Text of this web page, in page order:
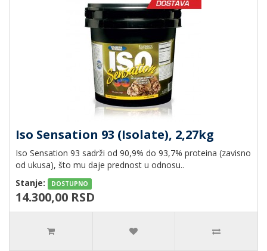
Iso Sensation 93 (Isolate), 2,27kg
Iso Sensation 93 sadrži od 90,9% do 93,7% proteina (zavisno
od ukusa), što mu daje prednost u odnosu..
Stanje:
DOSTUPNO
14.300,00 RSD